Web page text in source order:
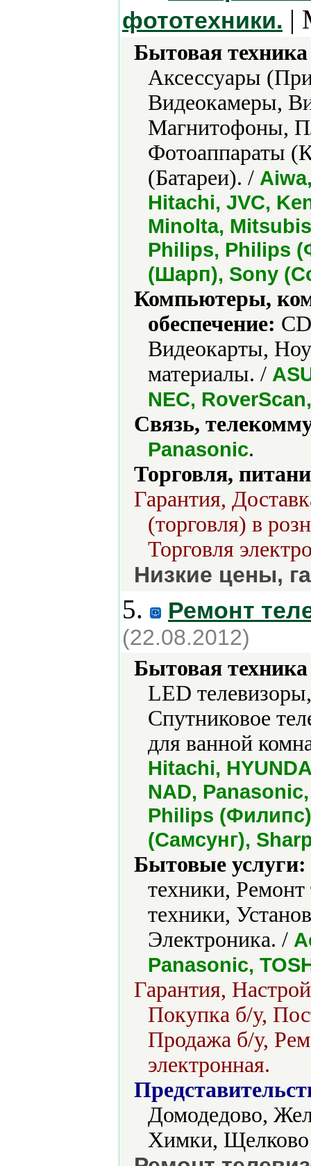
фототехники. |
Бытовая
Аксессуары
Видеокамеры,
Магнитофоны,
Фотоаппараты
(Батареи). /
Hitachi, JVC,
Minolta,
Philips, Philips
(Шарп), Sony
Компьютеры,
обеспечение:
Видеокарты,
материалы. /
NEC,
Связь,
Panasonic.
Торговля,
Гарантия,
(торговля) в
Торговля
Низкие цены,
5. Ремонт
(22.08.2012)
Бытовая
LED
Спутниковое
для ванной
Hitachi,
NAD,
Philips
(Самсунг),
Бытовые услуги:
техники, Ремонт
техники,
Электроника. /
Panasonic,
Гарантия,
Покупка б/у,
Продажа б/у,
электронная.
Домодедово,
Химки, Щелково